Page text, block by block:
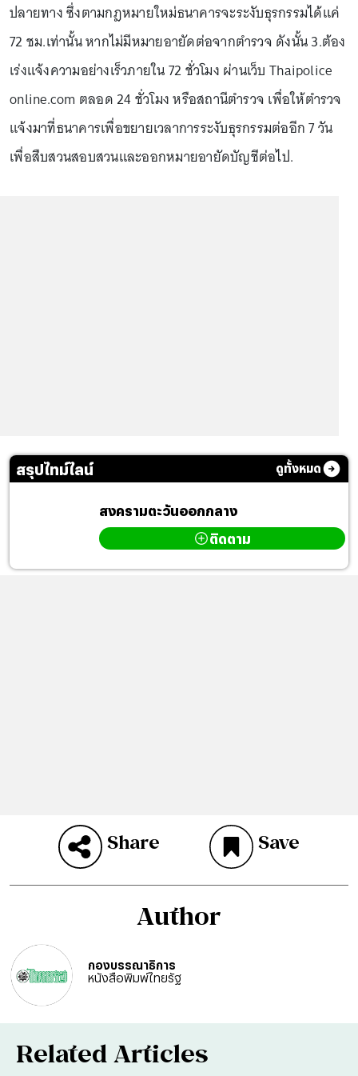
ปลายทาง ซึ่งตามกฎหมายใหม่ธนาคารจะระงับธุรกรรมได้แค่
72 ชม.เท่านั้น หากไม่มีหมายอายัดต่อจากตำรวจ ดังนั้น 3.ต้อง
เร่งแจ้งความอย่างเร็วภายใน 72 ชั่วโมง ผ่านเว็บ Thaipolice
online.com ตลอด 24 ชั่วโมง หรือสถานีตำรวจ เพื่อให้ตำรวจ
แจ้งมาที่ธนาคารเพื่อขยายเวลาการระงับธุรกรรมต่ออีก 7 วัน
เพื่อสืบสวนสอบสวนและออกหมายอายัดบัญชีต่อไป.
สรุปไทม์ไลน์ ดูทั้งหมด
สงครามตะวันออกกลาง
ติดตาม
Share Save
Author
กองบรรณาธิการ
หนังสือพิมพ์ไทยรัฐ
Related Articles